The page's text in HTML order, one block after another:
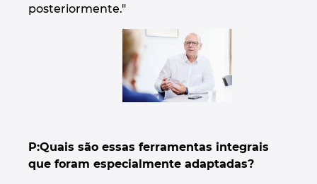
posteriormente."
P:Quais são essas ferramentas integrais
que foram especialmente adaptadas?
Slovakia